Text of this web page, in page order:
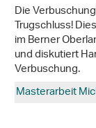
Die
Trugschluss!
im Berner
und diskutiert
Verbuschung.
Masterarbeit